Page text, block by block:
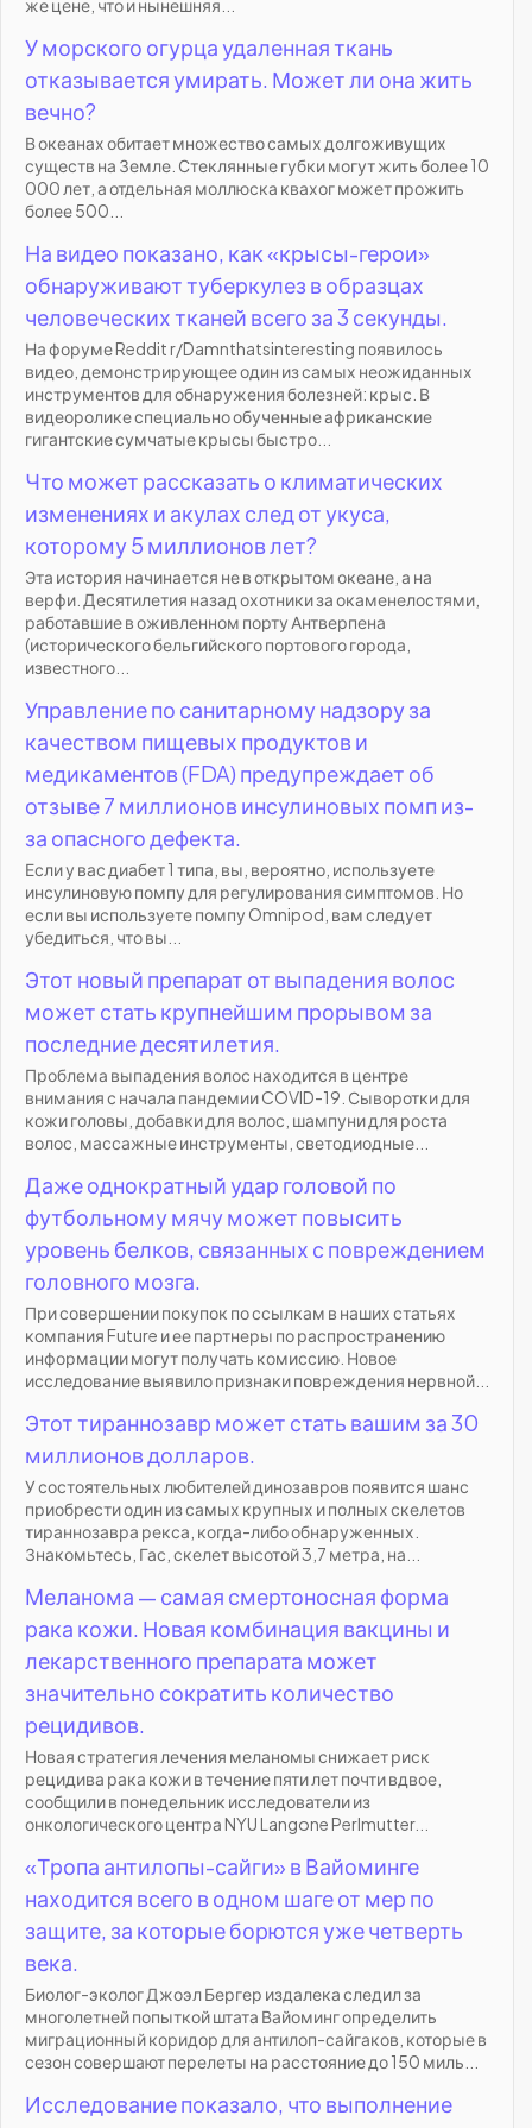
же цене, что и нынешняя...
У морского огурца удаленная ткань
отказывается умирать. Может ли она жить
вечно?
В океанах обитает множество самых долгоживущих
существ на Земле. Стеклянные губки могут жить более 10
000 лет, а отдельная моллюска квахог может прожить
более 500...
На видео показано, как «крысы-герои»
обнаруживают туберкулез в образцах
человеческих тканей всего за 3 секунды.
На форуме Reddit r/Damnthatsinteresting появилось
видео, демонстрирующее один из самых неожиданных
инструментов для обнаружения болезней: крыс. В
видеоролике специально обученные африканские
гигантские сумчатые крысы быстро...
Что может рассказать о климатических
изменениях и акулах след от укуса,
которому 5 миллионов лет?
Эта история начинается не в открытом океане, а на
верфи. Десятилетия назад охотники за окаменелостями,
работавшие в оживленном порту Антверпена
(исторического бельгийского портового города,
известного...
Управление по санитарному надзору за
качеством пищевых продуктов и
медикаментов (FDA) предупреждает об
отзыве 7 миллионов инсулиновых помп из-
за опасного дефекта.
Если у вас диабет 1 типа, вы, вероятно, используете
инсулиновую помпу для регулирования симптомов. Но
если вы используете помпу Omnipod, вам следует
убедиться, что вы...
Этот новый препарат от выпадения волос
может стать крупнейшим прорывом за
последние десятилетия.
Проблема выпадения волос находится в центре
внимания с начала пандемии COVID-19. Сыворотки для
кожи головы, добавки для волос, шампуни для роста
волос, массажные инструменты, светодиодные...
Даже однократный удар головой по
футбольному мячу может повысить
уровень белков, связанных с повреждением
головного мозга.
При совершении покупок по ссылкам в наших статьях
компания Future и ее партнеры по распространению
информации могут получать комиссию. Новое
исследование выявило признаки повреждения нервной...
Этот тираннозавр может стать вашим за 30
миллионов долларов.
У состоятельных любителей динозавров появится шанс
приобрести один из самых крупных и полных скелетов
тираннозавра рекса, когда-либо обнаруженных.
Знакомьтесь, Гас, скелет высотой 3,7 метра, на...
Меланома — самая смертоносная форма
рака кожи. Новая комбинация вакцины и
лекарственного препарата может
значительно сократить количество
рецидивов.
Новая стратегия лечения меланомы снижает риск
рецидива рака кожи в течение пяти лет почти вдвое,
сообщили в понедельник исследователи из
онкологического центра NYU Langone Perlmutter...
«Тропа антилопы-сайги» в Вайоминге
находится всего в одном шаге от мер по
защите, за которые борются уже четверть
века.
Биолог-эколог Джоэл Бергер издалека следил за
многолетней попыткой штата Вайоминг определить
миграционный коридор для антилоп-сайгаков, которые в
сезон совершают перелеты на расстояние до 150 миль...
Исследование показало, что выполнение